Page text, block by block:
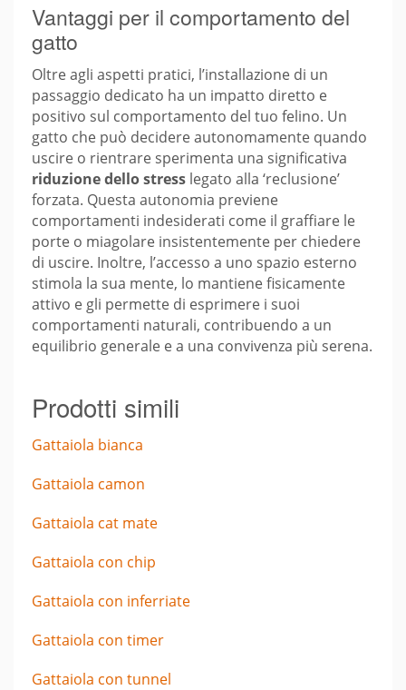
Vantaggi per il comportamento del
gatto
Oltre agli aspetti pratici, l’installazione di un
passaggio dedicato ha un impatto diretto e
positivo sul comportamento del tuo felino. Un
gatto che può decidere autonomamente quando
uscire o rientrare sperimenta una significativa
riduzione dello stress legato alla ‘reclusione’
forzata. Questa autonomia previene
comportamenti indesiderati come il graffiare le
porte o miagolare insistentemente per chiedere
di uscire. Inoltre, l’accesso a uno spazio esterno
stimola la sua mente, lo mantiene fisicamente
attivo e gli permette di esprimere i suoi
comportamenti naturali, contribuendo a un
equilibrio generale e a una convivenza più serena.
Prodotti simili
Gattaiola bianca
Gattaiola camon
Gattaiola cat mate
Gattaiola con chip
Gattaiola con inferriate
Gattaiola con timer
Gattaiola con tunnel